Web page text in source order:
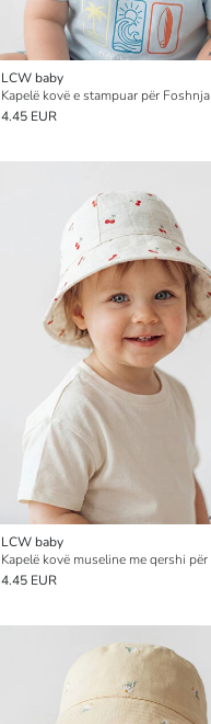
LCW baby
Kapelë kovë e stampuar për
4.45 EUR
LCW baby
4.45 EUR